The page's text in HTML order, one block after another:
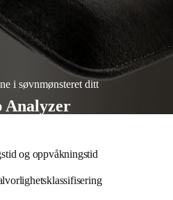
i søvnmønsteret ditt
Analyzer
og oppvåkningstid